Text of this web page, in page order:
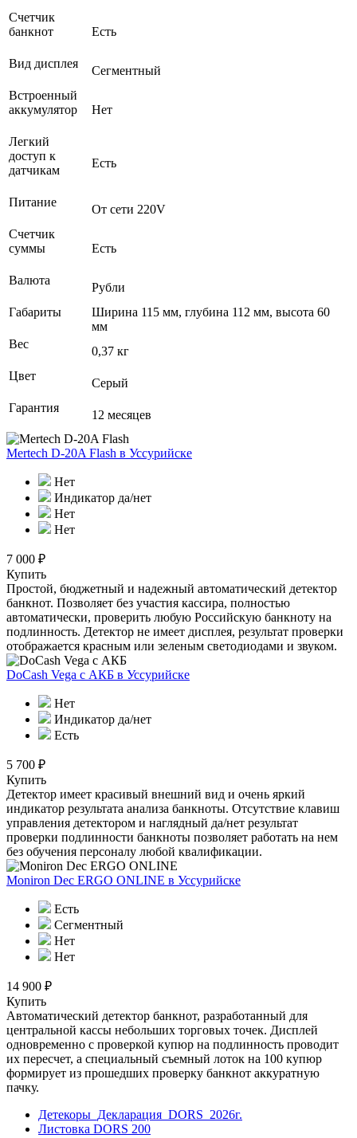
Счетчик
банкнот
Есть
Вид дисплея
Сегментный
Встроенный
аккумулятор
Нет
Легкий
доступ к
датчикам
Есть
Питание
От сети 220V
Счетчик
суммы
Есть
Валюта
Рубли
Габариты
Ширина 115 мм, глубина 112 мм, высота 60
мм
Вес
0,37 кг
Цвет
Серый
Гарантия
12 месяцев
Mertech D-20A Flash в Уссурийске
Нет
Индикатор да/нет
Нет
Нет
7 000 ₽
Купить
Простой, бюджетный и надежный автоматический детектор
банкнот. Позволяет без участия кассира, полностью
автоматически, проверить любую Российскую банкноту на
подлинность. Детектор не имеет дисплея, результат проверки
отображается красным или зеленым светодиодами и звуком.
DoCash Vega с АКБ в Уссурийске
Нет
Индикатор да/нет
Есть
5 700 ₽
Купить
Детектор имеет красивый внешний вид и очень яркий
индикатор результата анализа банкноты. Отсутствие клавиш
управления детектором и наглядный да/нет результат
проверки подлинности банкноты позволяет работать на нем
без обучения персоналу любой квалификации.
Moniron Dec ERGO ONLINE в Уссурийске
Есть
Сегментный
Нет
Нет
14 900 ₽
Купить
Автоматический детектор банкнот, разработанный для
центральной кассы небольших торговых точек. Дисплей
одновременно с проверкой купюр на подлинность проводит
их пересчет, а специальный съемный лоток на 100 купюр
формирует из прошедших проверку банкнот аккуратную
пачку.
Детекоры_Декларация_DORS_2026г.
Листовка DORS 200